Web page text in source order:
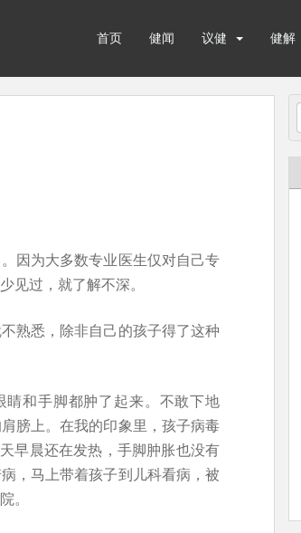
首页 健闻 议健 健解
因为大多数专业医生仅对自己专
见过，就了解不深。
熟悉，除非自己的孩子得了这种
和手脚都肿了起来。不敢下地
膀上。在我的印象里，孩子病毒
早晨还在发热，手脚肿胀也没有
，马上带着孩子到儿科看病，被
。